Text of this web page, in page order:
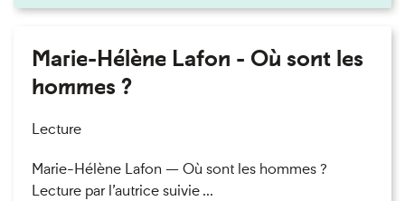
Marie-Hélène Lafon - Où sont les
hommes ?
Lecture
Marie-Hélène Lafon — Où sont les hommes ?
Lecture par l’autrice suivie ...